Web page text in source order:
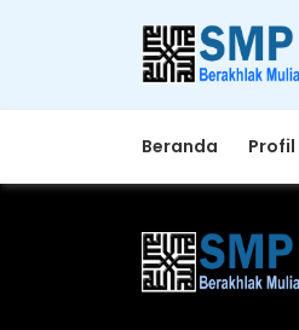
Beranda Profil